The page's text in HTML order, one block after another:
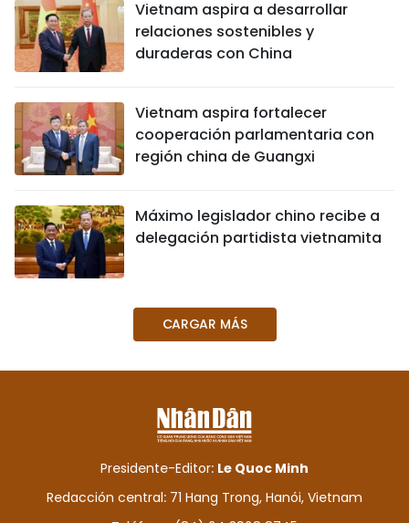
Vietnam aspira a desarrollar
relaciones sostenibles y
duraderas con China
Vietnam aspira fortalecer
cooperación parlamentaria con
región china de Guangxi
Máximo legislador chino recibe a
delegación partidista vietnamita
CARGAR MÁS
Presidente-Editor: Le Quoc Minh
Redacción central: 71 Hang Trong, Hanói, Vietnam